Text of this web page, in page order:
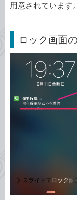
用意されています。
ロック画面